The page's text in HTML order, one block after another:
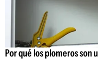
Por qué los plomeros